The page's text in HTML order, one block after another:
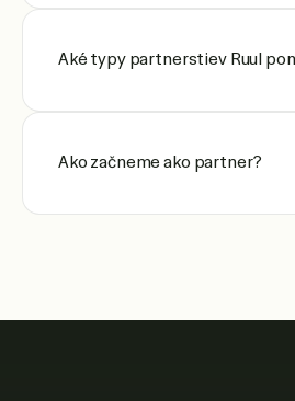
Aké typy partnerstiev Ruul
Ako začneme ako partner?